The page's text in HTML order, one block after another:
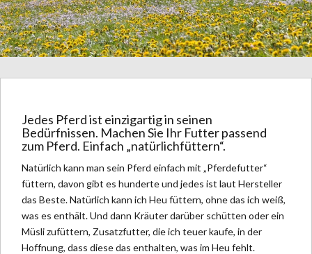
Jedes Pferd ist einzigartig in seinen
Bedürfnissen. Machen Sie Ihr Futter passend
zum Pferd. Einfach „natürlichfüttern“.
Natürlich kann man sein Pferd einfach mit „Pferdefutter“
füttern, davon gibt es hunderte und jedes ist laut Hersteller
das Beste. Natürlich kann ich Heu füttern, ohne das ich weiß,
was es enthält. Und dann Kräuter darüber schütten oder ein
Müsli zufüttern, Zusatzfutter, die ich teuer kaufe, in der
Hoffnung, dass diese das enthalten, was im Heu fehlt.